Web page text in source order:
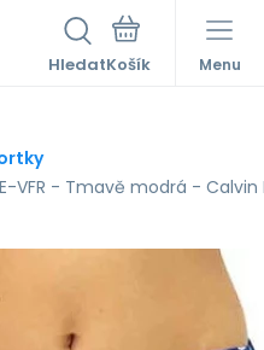
Hledat Menu
VFR - Tmavě modrá - Calvin